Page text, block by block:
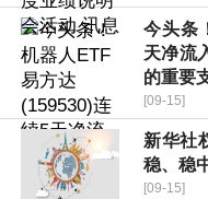
今头条
天净流
的重要
[09-15]
新华社
稳、稳
[09-15]